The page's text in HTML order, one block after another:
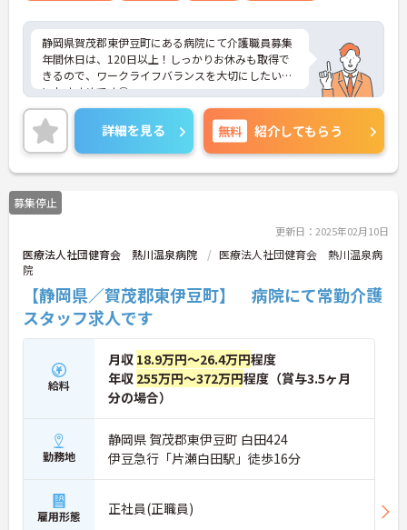
静岡県賀茂郡東伊豆町にある病院にて介護職員募集
年間休日は、120日以上！しっかりお休みも取得で
きるので、ワークライフバランスを大切にしたい方
におすすめです◎
資格さえあれば未経験は問いません！初心者の方も
歓迎します◎
ご興味をお持ちの方はお気軽にお問合せ下さい
詳細を見る 無料 紹介してもらう
募集停止
更新日：2025年02月10日
医療法人社団健育会 熱川温泉病院
医療法人社団健育会 熱川温泉病
院
【静岡県／賀茂郡東伊豆町】 病院にて常勤介護
スタッフ求人です
給料
月収 18.9万円～26.4万円程度
年収 255万円～372万円程度（賞与3.5ヶ月
分の場合）
勤務地
静岡県 賀茂郡東伊豆町 白田424
伊豆急行「片瀬白田駅」徒歩16分
雇用形態 正社員(正職員)